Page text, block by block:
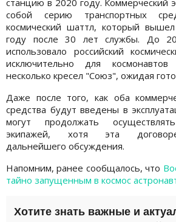
собой серию транспортных
космический шаттл, который
году после 30 лет службы. До
использовало российский
исключительно для
несколько кресел "Союз", ожидая
Даже после того, как оба
средства будут введены в
могут продолжать
экипажей, хотя эта
дальнейшего обсуждения.
Напомним, ранее сообщалось, что
тайно запущенным в космос
Хотите знать важные и